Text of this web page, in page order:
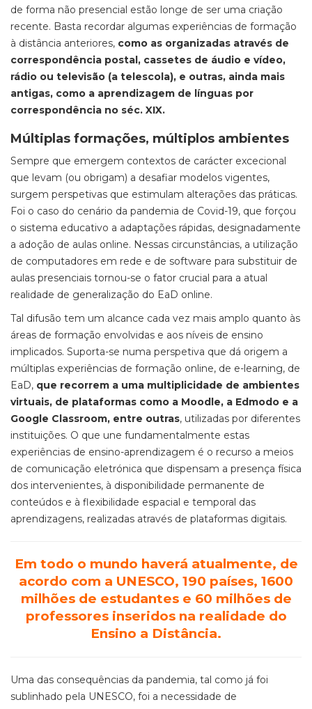
de forma não presencial estão longe de ser uma criação
recente. Basta recordar algumas experiências de formação
à distância anteriores, como as organizadas através de
correspondência postal, cassetes de áudio e vídeo,
rádio ou televisão (a telescola), e outras, ainda mais
antigas, como a aprendizagem de línguas por
correspondência no séc. XIX.
Múltiplas formações, múltiplos ambientes
Sempre que emergem contextos de carácter excecional
que levam (ou obrigam) a desafiar modelos vigentes,
surgem perspetivas que estimulam alterações das práticas.
Foi o caso do cenário da pandemia de Covid-19, que forçou
o sistema educativo a adaptações rápidas, designadamente
a adoção de aulas online. Nessas circunstâncias, a utilização
de computadores em rede e de software para substituir de
aulas presenciais tornou-se o fator crucial para a atual
realidade de generalização do EaD online.
Tal difusão tem um alcance cada vez mais amplo quanto às
áreas de formação envolvidas e aos níveis de ensino
implicados. Suporta-se numa perspetiva que dá origem a
múltiplas experiências de formação online, de e-learning, de
EaD, que recorrem a uma multiplicidade de ambientes
virtuais, de plataformas como a Moodle, a Edmodo e a
Google Classroom, entre outras, utilizadas por diferentes
instituições. O que une fundamentalmente estas
experiências de ensino-aprendizagem é o recurso a meios
de comunicação eletrónica que dispensam a presença física
dos intervenientes, à disponibilidade permanente de
conteúdos e à flexibilidade espacial e temporal das
aprendizagens, realizadas através de plataformas digitais.
Em todo o mundo haverá atualmente, de
acordo com a UNESCO, 190 países, 1600
milhões de estudantes e 60 milhões de
professores inseridos na realidade do
Ensino a Distância.
Uma das consequências da pandemia, tal como já foi
sublinhado pela UNESCO, foi a necessidade de